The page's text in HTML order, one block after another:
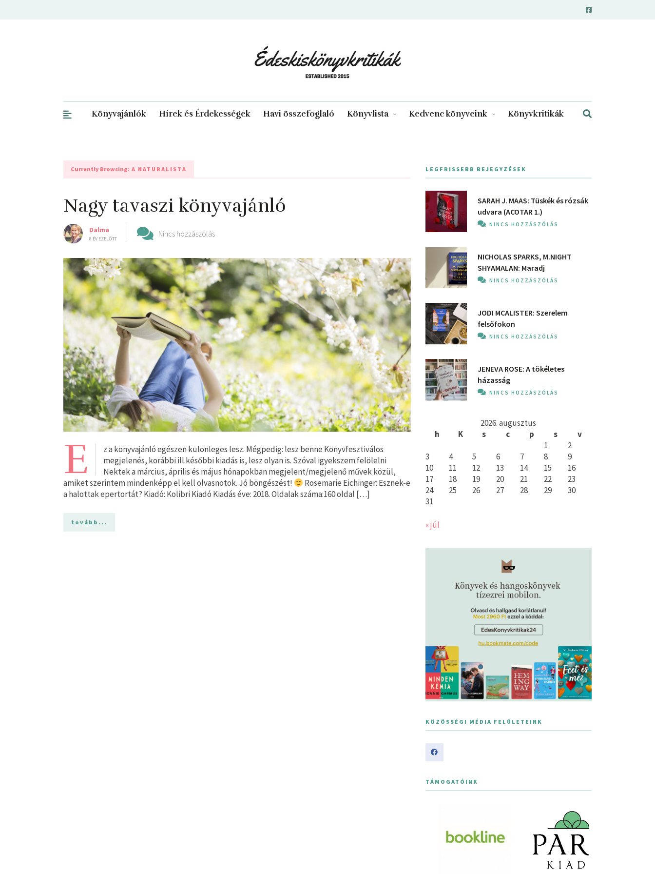
Könyvajánlók Hírek és Érdekességek Havi összefoglaló Könyvlista Kedvenc könyveink Könyvkritikák
Currently Browsing: A NATURALISTA
Nagy tavaszi könyvajánló
Dalma
8 ÉV EZELŐTT
Nincs hozzászólás
E
z a könyvajánló egészen különleges lesz. Mégpedig: lesz benne Könyvfesztiválos
megjelenés, korábbi ill.későbbi kiadás is, lesz olyan is. Szóval igyekszem felölelni
Nektek a március, április és május hónapokban megjelent/megjelenő művek közül,
amiket szerintem mindenképp el kell olvasnotok. Jó böngészést!
Rosemarie Eichinger: Esznek-e
​a halottak epertortát? Kiadó: Kolibri Kiadó Kiadás éve: 2018. Oldalak száma:160 oldal […]
tovább...
LEGFRISSEBB BEJEGYZÉSEK
SARAH J. MAAS: Tüskék és rózsák
udvara (ACOTAR 1.)
NINCS HOZZÁSZÓLÁS
NICHOLAS SPARKS, M.NIGHT
SHYAMALAN: Maradj
NINCS HOZZÁSZÓLÁS
JODI MCALISTER: Szerelem
felsőfokon
NINCS HOZZÁSZÓLÁS
JENEVA ROSE: A ​tökéletes
házasság
NINCS HOZZÁSZÓLÁS
2026. augusztus
h
K s c p s
v
1
2
3
4 5 6 7 8
9
10
11 12 13 14 15
16
17
18 19 20 21 22
23
24
25 26 27 28 29
30
31
« júl
KÖZÖSSÉGI MÉDIA FELÜLETEINK
TÁMOGATÓINK